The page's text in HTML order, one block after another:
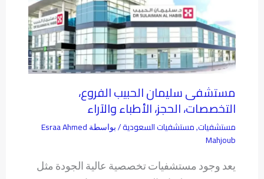
مستشفى سليمان الحبيب الفروع،
التخصصات، الحجز، الأطباء والآراء
مستشفيات, مستشفيات السعودية/ بواسطة Esraa Ahmed
Mahjoub
يعد وجود مستشفيات تخصصية عالية الجودة مثل